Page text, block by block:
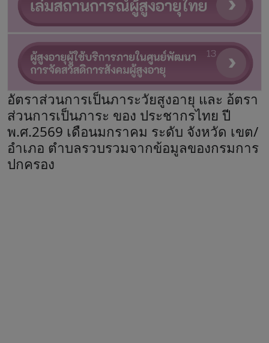
อัตราส่วนการเป็นภาระวัยสูงอายุ และ อ้ตรา
ส่วนการเป็นภาระ ของ ประชากรไทย ปี
พ.ศ.2569 เดือนมกราคม ระดับ จังหวัด เขต/
อำเภอ ตำบลรวบรวมจากข้อมูลของกรมการ
ปกครอง